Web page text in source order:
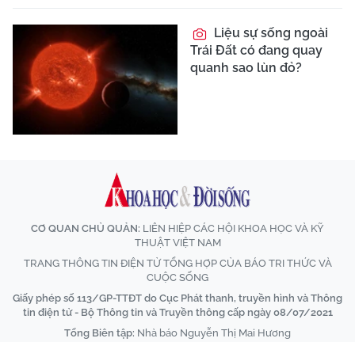
Liệu sự sống ngoài
Trái Đất có đang quay
quanh sao lùn đỏ?
CƠ QUAN CHỦ QUẢN: LIÊN HIỆP CÁC HỘI KHOA HỌC VÀ KỸ
THUẬT VIỆT NAM
TRANG THÔNG TIN ĐIỆN TỬ TỔNG HỢP CỦA BÁO TRI THỨC VÀ
CUỘC SỐNG
Giấy phép số 113/GP-TTĐT do Cục Phát thanh, truyền hình và Thông
tin điện tử - Bộ Thông tin và Truyền thông cấp ngày 08/07/2021
Tổng Biên tập: Nhà báo Nguyễn Thị Mai Hương